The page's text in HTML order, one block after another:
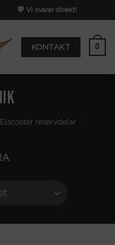
💬 Vi svarar direkt!
KONTAKT 0
Elscooter reservdelar